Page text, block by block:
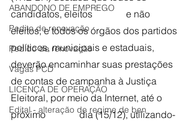
ABANDONO DE EMPREGO
Pedito de renovação
Pedido de renovação
Vagas PCD
LICENÇA DE OPERAÇÃO
Edital - alteração de regime de ben
candidatos, eleitos              e não
eleitos, e todos os órgãos dos partidos
políticos, municipais e estaduais,
deverão encaminhar suas prestações
de contas de campanha à Justiça
Eleitoral, por meio da Internet, até o
próximo              dia (15/12), utilizando-